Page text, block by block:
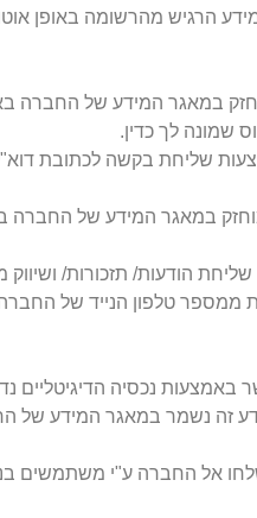
הרגיש מהרשומה באופן
שמונה לך כדין.
הודעות/ תזכורות/ ושיווק
ממספר טלפון הנייד של
נכסיה
זה נשמר במאגר המידע של
אל החברה ע"י משתמשים